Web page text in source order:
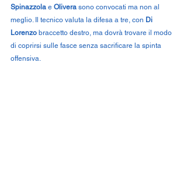
Spinazzola e Olivera sono convocati ma non al
meglio. Il tecnico valuta la difesa a tre, con Di
Lorenzo braccetto destro, ma dovrà trovare il modo
di coprirsi sulle fasce senza sacrificare la spinta
offensiva.